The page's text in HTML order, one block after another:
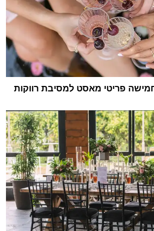
פריטי מאסט למסיבת רווקות